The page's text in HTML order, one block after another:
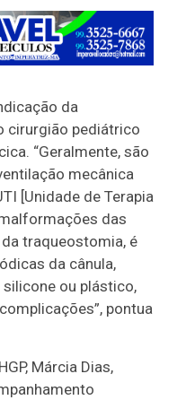
da
cirurgião pediátrico
“Geralmente, são
mecânica
[Unidade de Terapia
das
traqueostomia, é
da cânula,
ou plástico,
pontua
Márcia Dias,